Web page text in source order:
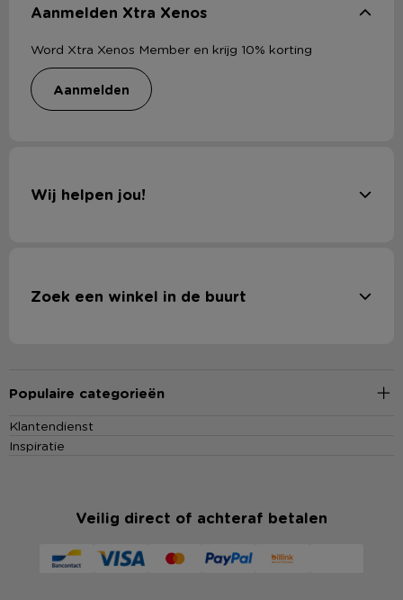
Aanmelden Xtra Xenos
Word Xtra Xenos Member en krijg 10% korting
aanmelden
Wij helpen jou!
Zoek een winkel in de buurt
Populaire categorieën
Klantendienst
Inspiratie
Veilig direct of achteraf betalen